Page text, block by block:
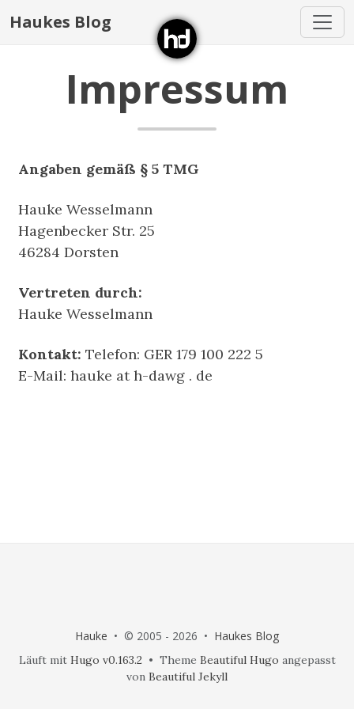
Haukes Blog
Impressum
Angaben gemäß § 5 TMG
Hauke Wesselmann
Hagenbecker Str. 25
46284 Dorsten
Vertreten durch:
Hauke Wesselmann
Kontakt: Telefon: GER 179 100 222 5
E-Mail: hauke at h-dawg . de
Hauke • © 2005 - 2026 • Haukes Blog
Läuft mit Hugo v0.163.2 • Theme Beautiful Hugo angepasst
von Beautiful Jekyll